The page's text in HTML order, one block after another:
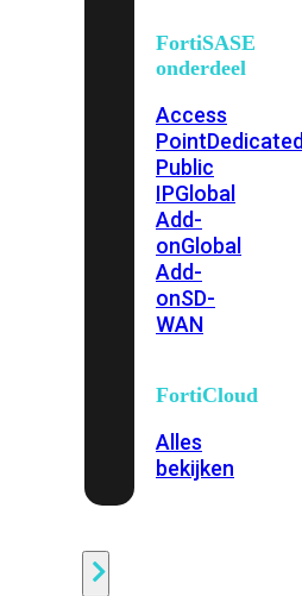
FortiSASE
onderdeel
Access
PointDedicated
Public
IPGlobal
Add-
onGlobal
Add-
onSD-
WAN
FortiCloud
Alles
bekijken